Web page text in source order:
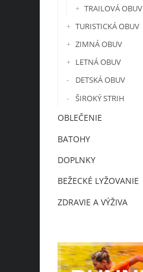
TRAILOVÁ OBUV
TURISTICKÁ OBUV
ZIMNÁ OBUV
LETNÁ OBUV
DETSKÁ OBUV
ŠIROKÝ STRIH
OBLEČENIE
BATOHY
DOPLNKY
BEŽECKÉ LYŽOVANIE
ZDRAVIE A VÝŽIVA